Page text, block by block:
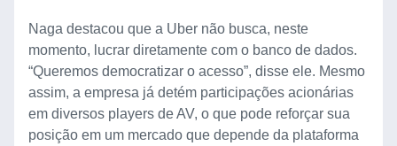
Naga destacou que a Uber não busca, neste
momento, lucrar diretamente com o banco de dados.
“Queremos democratizar o acesso”, disse ele. Mesmo
assim, a empresa já detém participações acionárias
em diversos players de AV, o que pode reforçar sua
posição em um mercado que depende da plataforma